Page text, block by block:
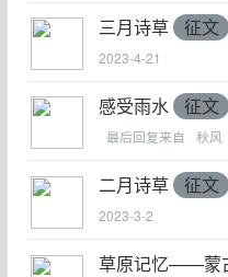
三月诗草 征文
2023-4-21
感受雨水 征文
最后回复来自 秋风
二月诗草 征文
2023-3-2
草原记忆——蒙